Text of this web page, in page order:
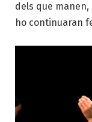
dels que
ho continuaran